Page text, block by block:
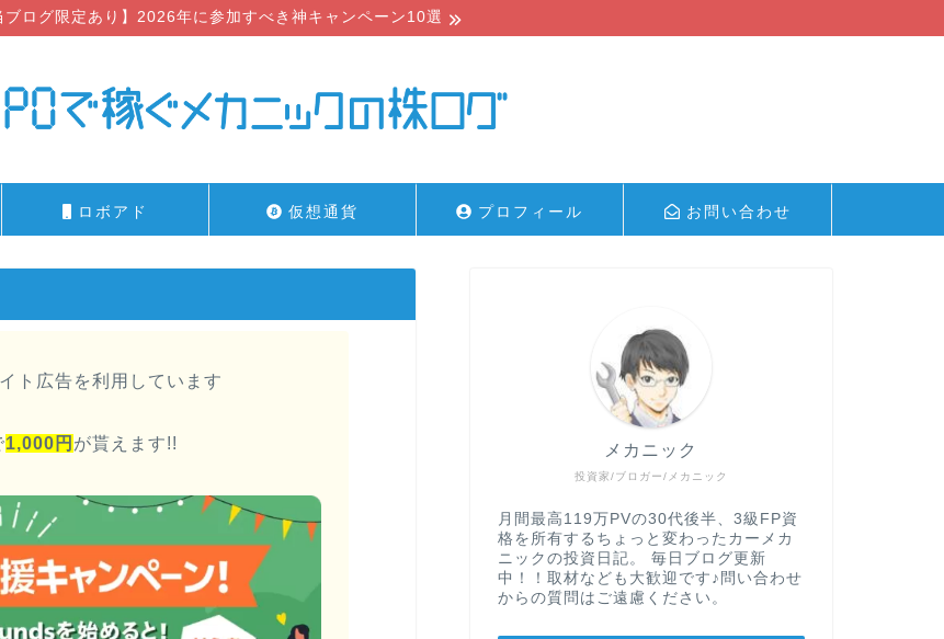
ブログ限定あり】2026年に参加すべき神キャンペーン10選
ロボアド 仮想通貨 プロフィール お問い合わせ
ト広告を利用しています
1,000円 が貰えます!!
投資家/ブロガー/メカニック
メカニック
月間最高119万PVの30代後半、3級FP資
格を所有するちょっと変わったカーメカ
ニックの投資日記。 毎日ブログ更新
中！！取材なども大歓迎です♪問い合わせ
からの質問はご遠慮ください。